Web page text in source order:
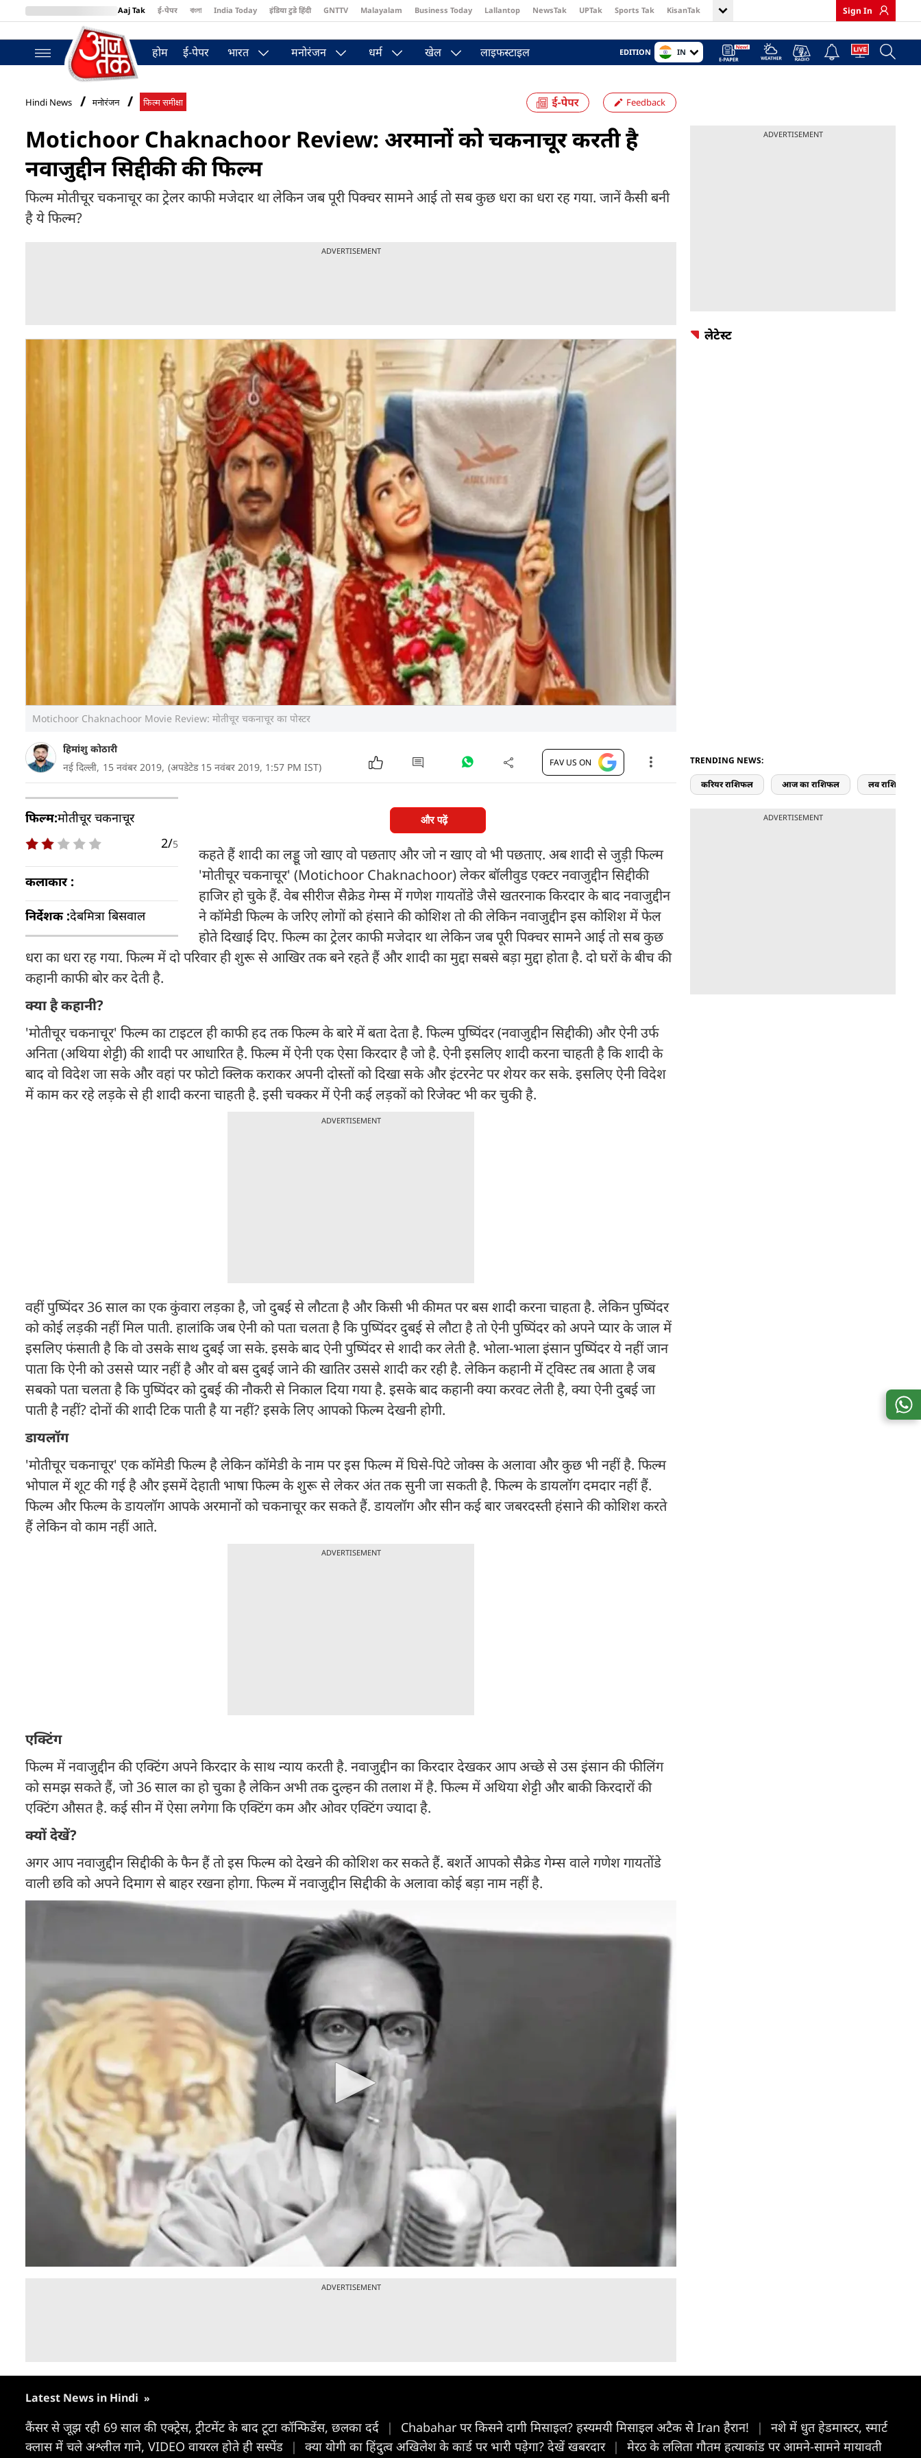
Aaj Tak ई-पेपर বাংলা India Today इंडिया टुडे हिंदी GNTTV Malayalam Business Today Lallantop NewsTak UPTak Sports Tak KisanTak
BT Bazaar
Sign In
होम ई-पेपर भारत मनोरंजन धर्म खेल लाइफस्टाइल EDITION IN
Hindi News मनोरंजन फिल्‍म समीक्षा Feedback
Motichoor Chaknachoor Review: अरमानों को चकनाचूर करती है
नवाजुद्दीन सिद्दीकी की फिल्म
फिल्म मोतीचूर चकनाचूर का ट्रेलर काफी मजेदार था लेकिन जब पूरी पिक्चर सामने आई तो सब कुछ धरा का धरा रह गया. जानें कैसी बनी
है ये फिल्म?
ADVERTISEMENT
Motichoor Chaknachoor Movie Review: मोतीचूर चकनाचूर का पोस्टर
हिमांशु कोठारी
नई दिल्ली, 15 नवंबर 2019, (अपडेटेड 15 नवंबर 2019, 1:57 PM IST) FAV US ON
फिल्म:मोतीचूर चकनाचूर
2/5
कलाकार :
निर्देशक :देबमित्रा बिसवाल
और पढ़ें
कहते हैं शादी का लड्डू जो खाए वो पछताए और जो न खाए वो भी पछताए. अब शादी से जुड़ी फिल्म
'मोतीचूर चकनाचूर' (Motichoor Chaknachoor) लेकर बॉलीवुड एक्टर नवाजुद्दीन सिद्दीकी
हाजिर हो चुके हैं. वेब सीरीज सैक्रेड गेम्स में गणेश गायतोंडे जैसे खतरनाक किरदार के बाद नवाजुद्दीन
ने कॉमेडी फिल्म के जरिए लोगों को हंसाने की कोशिश तो की लेकिन नवाजुद्दीन इस कोशिश में फेल
होते दिखाई दिए. फिल्म का ट्रेलर काफी मजेदार था लेकिन जब पूरी पिक्चर सामने आई तो सब कुछ
धरा का धरा रह गया. फिल्म में दो परिवार ही शुरू से आखिर तक बने रहते हैं और शादी का मुद्दा सबसे बड़ा मुद्दा होता है. दो घरों के बीच की
कहानी काफी बोर कर देती है.
क्या है कहानी?
'मोतीचूर चकनाचूर' फिल्म का टाइटल ही काफी हद तक फिल्म के बारे में बता देता है. फिल्म पुष्पिंदर (नवाजुद्दीन सिद्दीकी) और ऐनी उर्फ
अनिता (अथिया शेट्टी) की शादी पर आधारित है. फिल्म में ऐनी एक ऐसा किरदार है जो है. ऐनी इसलिए शादी करना चाहती है कि शादी के
बाद वो विदेश जा सके और वहां पर फोटो क्लिक कराकर अपनी दोस्तों को दिखा सके और इंटरनेट पर शेयर कर सके. इसलिए ऐनी विदेश
में काम कर रहे लड़के से ही शादी करना चाहती है. इसी चक्कर में ऐनी कई लड़कों को रिजेक्ट भी कर चुकी है.
ADVERTISEMENT
वहीं पुष्पिंदर 36 साल का एक कुंवारा लड़का है, जो दुबई से लौटता है और किसी भी कीमत पर बस शादी करना चाहता है. लेकिन पुष्पिंदर
को कोई लड़की नहीं मिल पाती. हालांकि जब ऐनी को पता चलता है कि पुष्पिंदर दुबई से लौटा है तो ऐनी पुष्पिंदर को अपने प्यार के जाल में
इसलिए फंसाती है कि वो उसके साथ दुबई जा सके. इसके बाद ऐनी पुष्पिंदर से शादी कर लेती है. भोला-भाला इंसान पुष्पिंदर ये नहीं जान
पाता कि ऐनी को उससे प्यार नहीं है और वो बस दुबई जाने की खातिर उससे शादी कर रही है. लेकिन कहानी में ट्विस्ट तब आता है जब
सबको पता चलता है कि पुष्पिंदर को दुबई की नौकरी से निकाल दिया गया है. इसके बाद कहानी क्या करवट लेती है, क्या ऐनी दुबई जा
पाती है नहीं? दोनों की शादी टिक पाती है या नहीं? इसके लिए आपको फिल्म देखनी होगी.
डायलॉग
'मोतीचूर चकनाचूर' एक कॉमेडी फिल्म है लेकिन कॉमेडी के नाम पर इस फिल्म में घिसे-पिटे जोक्स के अलावा और कुछ भी नहीं है. फिल्म
भोपाल में शूट की गई है और इसमें देहाती भाषा फिल्म के शुरू से लेकर अंत तक सुनी जा सकती है. फिल्म के डायलॉग दमदार नहीं हैं.
फिल्म और फिल्म के डायलॉग आपके अरमानों को चकनाचूर कर सकते हैं. डायलॉग और सीन कई बार जबरदस्ती हंसाने की कोशिश करते
हैं लेकिन वो काम नहीं आते.
ADVERTISEMENT
एक्टिंग
फिल्म में नवाजुद्दीन की एक्टिंग अपने किरदार के साथ न्याय करती है. नवाजुद्दीन का किरदार देखकर आप अच्छे से उस इंसान की फीलिंग
को समझ सकते हैं, जो 36 साल का हो चुका है लेकिन अभी तक दुल्हन की तलाश में है. फिल्म में अथिया शेट्टी और बाकी किरदारों की
एक्टिंग औसत है. कई सीन में ऐसा लगेगा कि एक्टिंग कम और ओवर एक्टिंग ज्यादा है.
क्यों देखें?
अगर आप नवाजुद्दीन सिद्दीकी के फैन हैं तो इस फिल्म को देखने की कोशिश कर सकते हैं. बशर्ते आपको सैक्रेड गेम्स वाले गणेश गायतोंडे
वाली छवि को अपने दिमाग से बाहर रखना होगा. फिल्म में नवाजुद्दीन सिद्दीकी के अलावा कोई बड़ा नाम नहीं है.
ADVERTISEMENT
ADVERTISEMENT
लेटेस्ट
TRENDING NEWS:
करियर राशिफल आज का राशिफल लव राशिफल
ADVERTISEMENT
Latest News in Hindi »
कैंसर से जूझ रही 69 साल की एक्ट्रेस, ट्रीटमेंट के बाद टूटा कॉन्फिडेंस, छलका दर्द | Chabahar पर किसने दागी मिसाइल? हस्यमयी मिसाइल अटैक से Iran हैरान! |
नशे में धुत हेडमास्टर, स्मार्ट
क्लास में चले अश्लील गाने, VIDEO वायरल होते ही सस्पेंड
| क्या योगी का हिंदुत्व अखिलेश के कार्ड पर भारी पड़ेगा? देखें खबरदार |
मेरठ के ललिता गौतम हत्याकांड पर आमने-सामने मायावती